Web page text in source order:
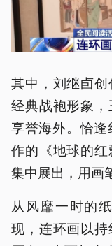
其中，刘继卣
经典战袍形象
享誉海外。恰
作的《地球的
集中展出，用画
从风靡一时的
现，连环画以